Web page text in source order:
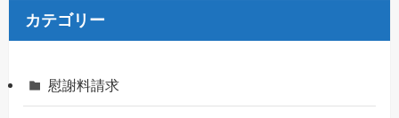
カテゴリー
慰謝料請求